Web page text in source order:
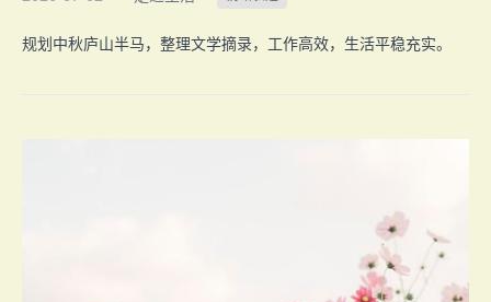
规划中秋庐山半马，整理文学摘录，工作高效，生活平稳充实。